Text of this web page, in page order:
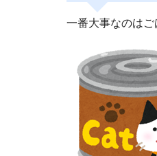
一番大事なのはご